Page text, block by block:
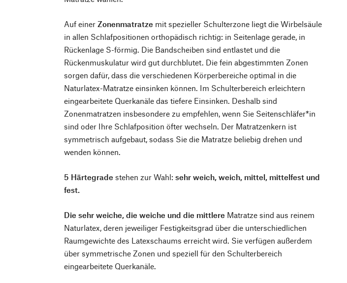
Auf einerZonenmatratze mit spezieller Schulterzone liegt die Wirbelsäule
in allen Schlafpositionen orthopädisch richtig: in Seitenlage gerade, in
Rückenlage S-förmig. Die Bandscheiben sind entlastet und die
Rückenmuskulatur wird gut durchblutet. Die fein abgestimmten Zonen
sorgen dafür, dass die verschiedenen Körperbereiche optimal in die
Naturlatex-Matratze einsinken können. Im Schulterbereich erleichtern
eingearbeitete Querkanäle das tiefere Einsinken. Deshalb sind
Zonenmatratzen insbesondere zu empfehlen, wenn Sie Seitenschläfer*in
sind oder Ihre Schlafposition öfter wechseln. Der Matratzenkern ist
symmetrisch aufgebaut, sodass Sie die Matratze beliebig drehen und
wenden können.
5 Härtegrade stehen zur Wahl:sehr weich, weich, mittel, mittelfest und
fest.
Die sehr weiche, die weiche und die mittlere Matratze sind aus reinem
Naturlatex, deren jeweiliger Festigkeitsgrad über die unterschiedlichen
Raumgewichte des Latexschaums erreicht wird. Sie verfügen außerdem
über symmetrische Zonen und speziell für den Schulterbereich
eingearbeitete Querkanäle.